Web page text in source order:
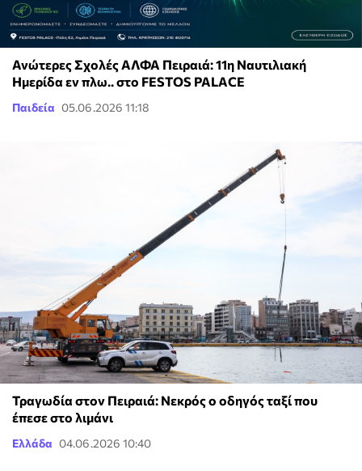
Ανώτερες Σχολές ΑΛΦΑ Πειραιά: 11η Ναυτιλιακή
Ημερίδα εν πλω.. στο FESTOS PALACE
Παιδεία 05.06.2026 11:18
Τραγωδία στον Πειραιά: Νεκρός ο οδηγός ταξί που
έπεσε στο λιμάνι
Ελλάδα 04.06.2026 10:40